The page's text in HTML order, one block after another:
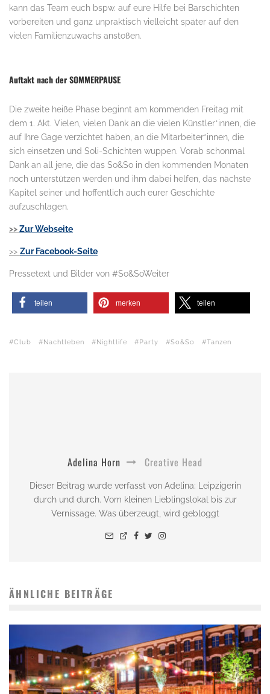
kann das Team euch bspw. auf eure Hilfe bei Barschichten
vorbereiten und ganz unpraktisch vielleicht später auf den
vielen Familienzuwachs anstoßen.
Auftakt nach der SOMMERPAUSE
Die zweite heiße Phase beginnt am kommenden Freitag mit
dem 1. Akt. Vielen, vielen Dank an die vielen Künstler*innen, die
auf Ihre Gage verzichtet haben, an die Mitarbeiter*innen, die
sich einsetzen und Soli-Schichten wuppen. Vorab schonmal
Dank an all jene, die das So&So in den kommenden Monaten
noch unterstützen werden und ihm dabei helfen, das nächste
Kapitel seiner und hoffentlich auch eurer Geschichte
aufzuschlagen.
>>Zur Webseite
>> Zur Facebook-Seite
Pressetext und Bilder von #So&SoWeiter
teilen merken teilen
Club Nachtleben Nightlife Party So&So Tanzen
Adelina Horn Creative Head
Dieser Beitrag wurde verfasst von Adelina: Leipzigerin
durch und durch. Vom kleinen Lieblingslokal bis zur
Vernissage. Was überzeugt, wird gebloggt
ÄHNLICHE BEITRÄGE